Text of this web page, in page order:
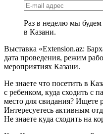
Раз в неделю мы
в Казани.
Выставка «Extension.az:
дата проведения, режим
мероприятиях Казани.
Не знаете что посетить в
с ребенком, куда сходить с
место для свидания? Ищете
Интересуетесь активным
Не знаете куда сходить на